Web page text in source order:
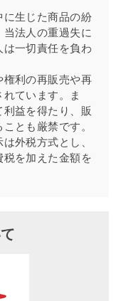
生じた商品の紛
法人の重過失に
一切責任を負わ
利の再販売や再
ています。ま
益を得たり、販
とも厳禁です。
外税方式とし、
を加えた金額を